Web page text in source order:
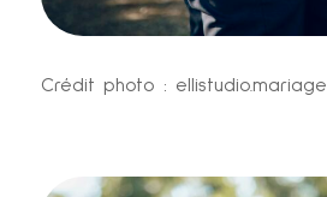
Crédit photo : ellistudio.mariage